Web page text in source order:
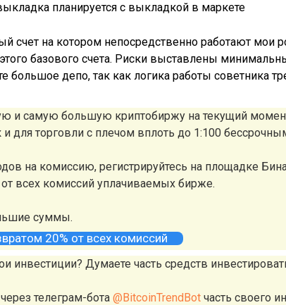
планируется с выкладкой в маркете
счет на котором непосредственно работают мои
базового счета. Риски выставлены
большое депо, так как логика работы советника
и самую большую криптобиржу на текущий
и для торговли с плечом вплоть до 1:100
на комиссию, регистрируйтесь на площадке
всех комиссий уплачиваемых бирже.
суммы.
20% от всех комиссий
инвестиции? Думаете часть средств
телеграм-бота @BitcoinTrendBot часть своего